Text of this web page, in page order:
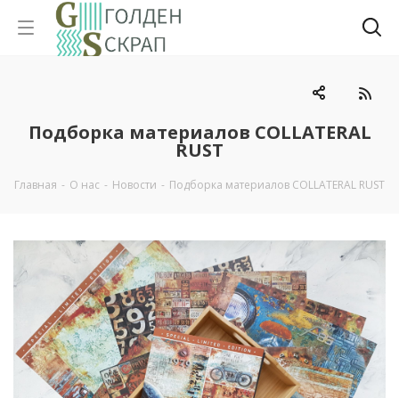
Подборка материалов COLLATERAL
RUST
Главная - О нас - Новости - Подборка материалов COLLATERAL RUST